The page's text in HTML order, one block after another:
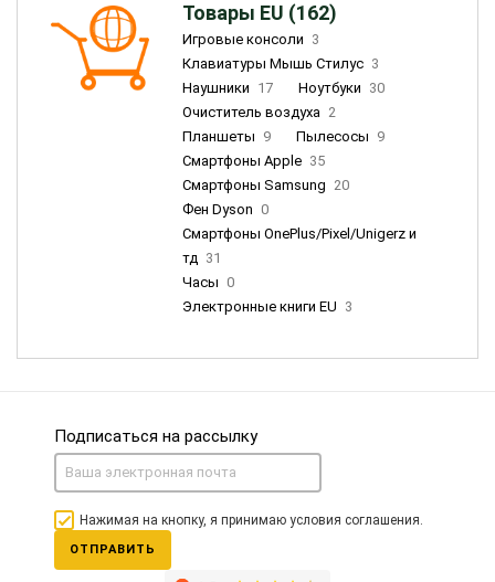
Товары EU (162)
Игровые консоли 3
Клавиатуры Мышь Стилус 3
Наушники 17 Ноутбуки 30
Очиститель воздуха 2
Планшеты 9 Пылесосы 9
Смартфоны Apple 35
Смартфоны Samsung 20
Фен Dyson 0
Смартфоны OnePlus/Pixel/Unigerz и
тд 31
Часы 0
Электронные книги EU 3
Подписаться на рассылку
Нажимая на кнопку, я принимаю условия соглашения.
ОТПРАВИТЬ